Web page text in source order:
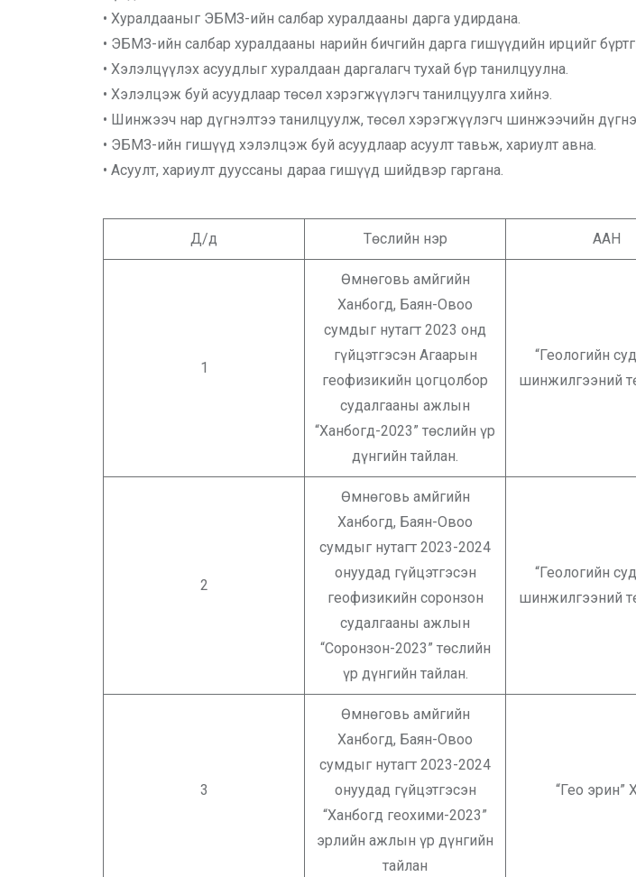
• Хуралдааныг ЭБМЗ-ийн салбар хуралдааны дарга удирдана.
• ЭБМЗ-ийн салбар хуралдааны нарийн бичгийн дарга гишүүдийн ирцийг
• Хэлэлцүүлэх асуудлыг хуралдаан даргалагч тухай бүр танилцуулна.
• Хэлэлцэж буй асуудлаар төсөл хэрэгжүүлэгч танилцуулга хийнэ.
• Шинжээч нар дүгнэлтээ танилцуулж, төсөл хэрэгжүүлэгч шинжээчийн
• ЭБМЗ-ийн гишүүд хэлэлцэж буй асуудлаар асуулт тавьж, хариулт авна.
• Асуулт, хариулт дууссаны дараа гишүүд шийдвэр гаргана.
Д/д Төслийн нэр ААН
1
Өмнөговь амйгийн
Ханбогд, Баян-Овоо
сумдыг нутагт 2023 онд
гүйцэтгэсэн Агаарын
геофизикийн цогцолбор
судалгааны ажлын
“Ханбогд-2023” төслийн үр
дүнгийн тайлан.
“Геологийн
шинжилгээний
2
Өмнөговь амйгийн
Ханбогд, Баян-Овоо
сумдыг нутагт 2023-2024
онуудад гүйцэтгэсэн
геофизикийн соронзон
судалгааны ажлын
“Соронзон-2023” төслийн
үр дүнгийн тайлан.
“Геологийн
шинжилгээний
3
Өмнөговь амйгийн
Ханбогд, Баян-Овоо
сумдыг нутагт 2023-2024
онуудад гүйцэтгэсэн
“Ханбогд геохими-2023”
эрлийн ажлын үр дүнгийн
тайлан
“Гео эрин”